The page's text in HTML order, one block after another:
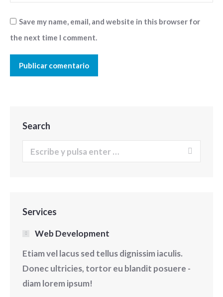
Save my name, email, and website in this browser for
the next time I comment.
Publicar comentario
Search
Buscar:
Services
Web Development
Etiam vel lacus sed tellus dignissim iaculis.
Donec ultricies, tortor eu blandit posuere -
diam lorem ipsum!